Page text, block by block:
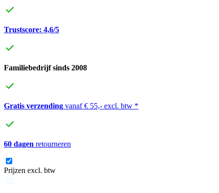
Trustscore: 4,6/5
Familiebedrijf sinds 2008
Gratis verzending vanaf € 55,- excl. btw *
60 dagen retourneren
Prijzen excl. btw